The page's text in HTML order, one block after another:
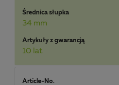
Średnica słupka
34 mm
Artykuły z gwarancją
10 lat
Article-No.